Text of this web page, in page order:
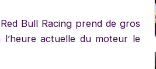
Bull Racing prend de gros
actuelle du moteur le